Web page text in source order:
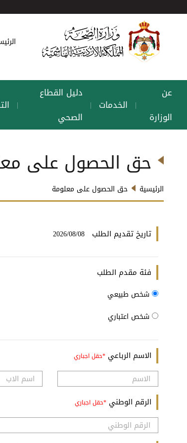
عن
الوزارة
| الخدمات |
دليل القطاع
الصحي
|
حق الحصول على
الرئيسية حق الحصول على معلومة
تاريخ تقديم الطلب 2026/08/08
فئة مقدم الطلب
شخص طبيعي
شخص اعتباري
الاسم الرباعي
الرقم الوطني